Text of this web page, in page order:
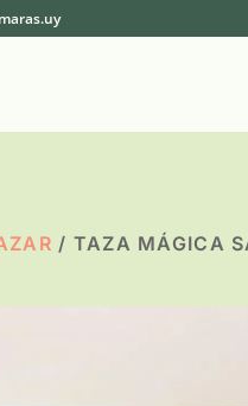
/ TAZA MÁGICA